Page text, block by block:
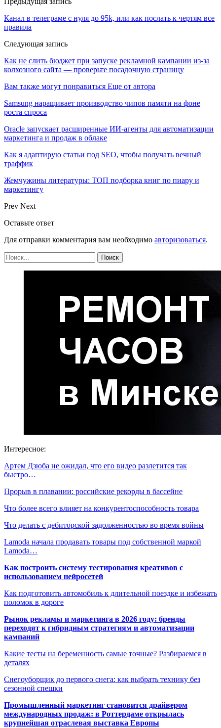
Канал в телеграме с нуля до 95k, или как послать к чертям все
правила
Следующая запись
Как не слить бюджет при запуске рекламной кампании из-за
колхозного сайта — проверьте посадочную страницу
Вам также могут понравиться Еще от автора
Samsung наращивает производство чипов памяти на фоне
роста спроса
Oracle запускает расширенные ИИ‑агенты для автоматизации
маркетинга и продаж в облаке
Как я адаптирую статьи под SEO, чтобы получать вечный
траффик
Жемчужины литературы: ТОП подборка книг по пиару и
маркетингу
Prev Next
Оставьте ответ
Для отправки комментария вам необходимо авторизоваться.
Интересное:
Артем Дзюба не ожидал, что его видео разлетится так
быстро…
Прорыв в плавании: российские рекорды в бассейне
Что более всего влияет на конкурентоспособность товара
Что делать с дебиторской задолженностью во время войны
Lamoda начала продавать товары под собственной маркой
Lamoda…
Как построить систему тестирования креативов с
использованием нейросетей
Как подготовить автомобиль к длительной поездке и избежать
поломок в дороге
Рынок рекламы и маркетинга в 2026 году: бренды
переходят к гибридным стратегиям и автоматизации
кампаний
Какие тесты на беременность самые точные? Разбираемся в
деталях
Снегоуборщик до первого снега: как выбрать технику без
сезонной спешки
Промышленный маркетинг становится драйвером
международных продаж: в Роттердаме открылась
крупнейшая отраслевая выставка Европы